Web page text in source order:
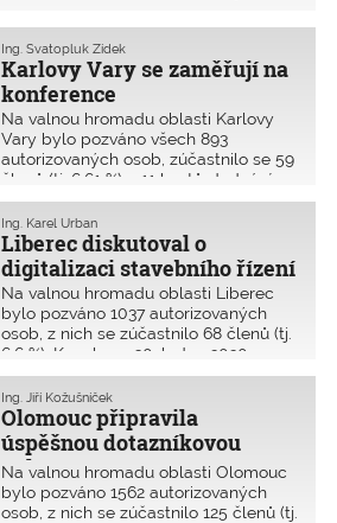
2020 v gotickém sále radnice města
Jihlava.
Karlovy Vary se zaměřují na
konference
Ing. Svatopluk Zídek
Na valnou hromadu oblasti Karlovy
Vary bylo pozváno všech 893
autorizovaných osob, zúčastnilo se 59
členů (tj. 6,61 %) a 11 hostů. Jednání se
uskutečnilo v úterý 28. ledna 2020
tradičně ve společenském sále
Krajské knihovny Karlovy Vary.
Liberec diskutoval o
digitalizaci stavebního řízení
Ing. Karel Urban
Na valnou hromadu oblasti Liberec
bylo pozváno 1037 autorizovaných
osob, z nich se zúčastnilo 68 členů (tj.
6,6 %). Konala se 30. ledna 2020 v
budově KÚ Libereckého kraje v
Liberci.
Olomouc připravila
úspěšnou dotazníkovou
anketu
Ing. Jiří Kožušníček
Na valnou hromadu oblasti Olomouc
bylo pozváno 1562 autorizovaných
osob, z nich se zúčastnilo 125 členů (tj.